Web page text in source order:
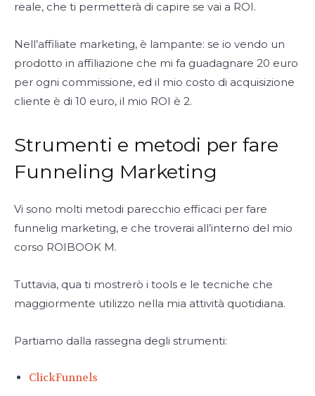
reale, che ti permetterà di capire se vai a ROI.
Nell’affiliate marketing, è lampante: se io vendo un
prodotto in affiliazione che mi fa guadagnare 20 euro
per ogni commissione, ed il mio costo di acquisizione
cliente è di 10 euro, il mio ROI è 2.
Strumenti e metodi per fare
Funneling Marketing
Vi sono molti metodi parecchio efficaci per fare
funnelig marketing, e che troverai all’interno del mio
corso ROIBOOK M.
Tuttavia, qua ti mostrerò i tools e le tecniche che
maggiormente utilizzo nella mia attività quotidiana.
Partiamo dalla rassegna degli strumenti:
ClickFunnels